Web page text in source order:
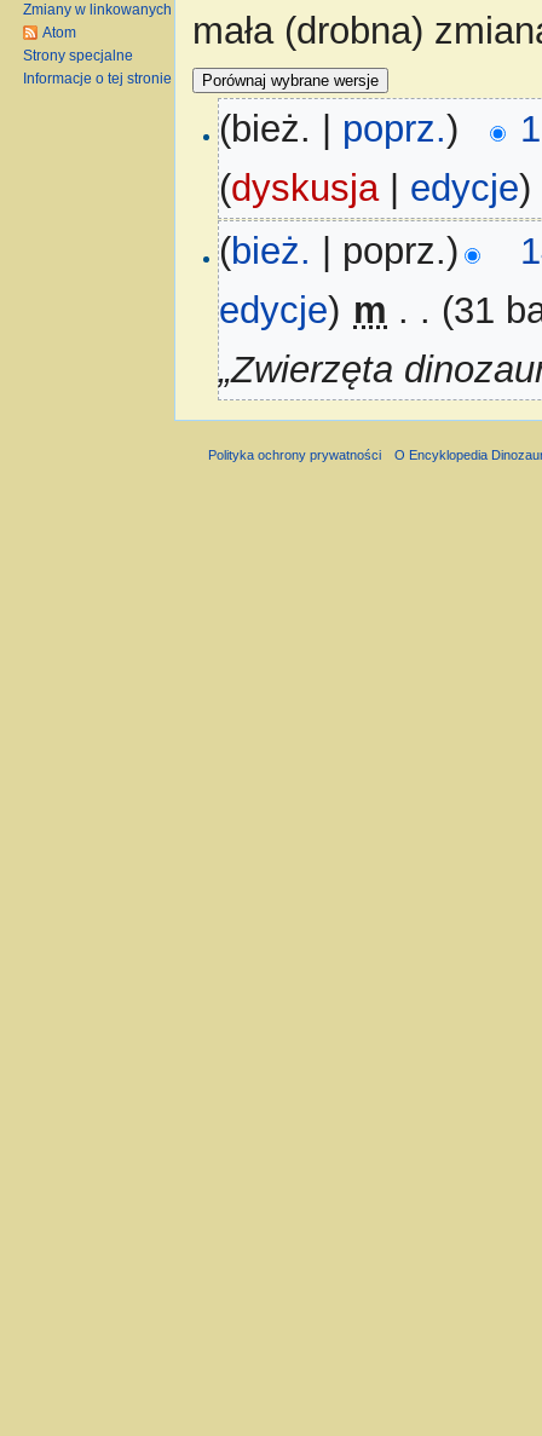
mała (drobna)
(bież. | poprz.)
(dyskusja| edycje)
(bież. | poprz.)
edycje) m . . (31
„Zwierzęta
Zmiany w linkowanych
Atom
Strony specjalne
Informacje o tej stronie
Polityka ochrony prywatności O Encyklopedia